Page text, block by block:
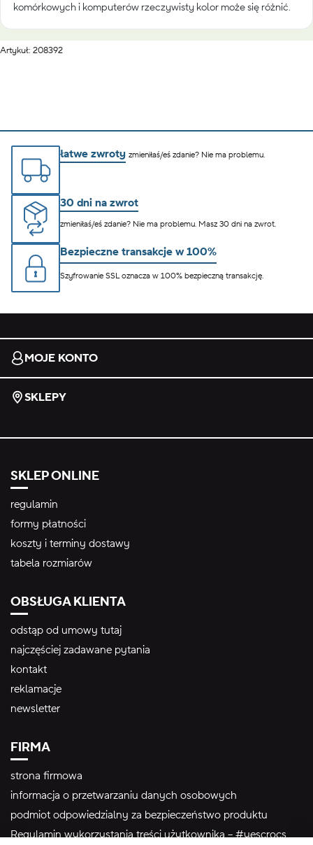
komórkowych i komputerów rzeczywisty kolor może się różnić.
Artykuł: 208392
łatwe zwroty zmieniłaś/eś zdanie? Nie ma problemu.
30 dni na zwrot
zmieniłaś/eś zdanie? Nie ma problemu. Masz 30 dni na zwrot.
Bezpieczne transakcje w 100%
Szyfrowanie SSL oznacza w 100% bezpieczną transakcję.
MOJE KONTO
SKLEPY
SKLEP ONLINE
regulamin
formy płatności
koszty i terminy dostawy
tabela rozmiarów
OBSŁUGA KLIENTA
odstąp od umowy tutaj
najczęściej zadawane pytania
kontakt
reklamacje
newsletter
FIRMA
strona firmowa
informacja o przetwarzaniu danych osobowych
podmiot odpowiedzialny za bezpieczeństwo produktu
Regulamin wykorzystania treści użytkownika – #yescrocs